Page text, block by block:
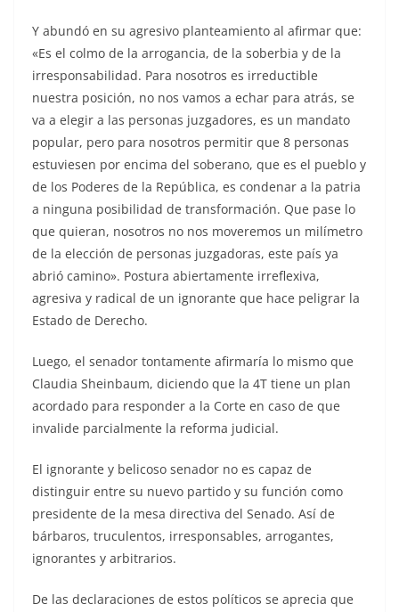
Y abundó en su agresivo planteamiento al afirmar que:
«Es el colmo de la arrogancia, de la soberbia y de la
irresponsabilidad. Para nosotros es irreductible
nuestra posición, no nos vamos a echar para atrás, se
va a elegir a las personas juzgadores, es un mandato
popular, pero para nosotros permitir que 8 personas
estuviesen por encima del soberano, que es el pueblo y
de los Poderes de la República, es condenar a la patria
a ninguna posibilidad de transformación. Que pase lo
que quieran, nosotros no nos moveremos un milímetro
de la elección de personas juzgadoras, este país ya
abrió camino». Postura abiertamente irreflexiva,
agresiva y radical de un ignorante que hace peligrar la
Estado de Derecho.
Luego, el senador tontamente afirmaría lo mismo que
Claudia Sheinbaum, diciendo que la 4T tiene un plan
acordado para responder a la Corte en caso de que
invalide parcialmente la reforma judicial.
El ignorante y belicoso senador no es capaz de
distinguir entre su nuevo partido y su función como
presidente de la mesa directiva del Senado. Así de
bárbaros, truculentos, irresponsables, arrogantes,
ignorantes y arbitrarios.
De las declaraciones de estos políticos se aprecia que